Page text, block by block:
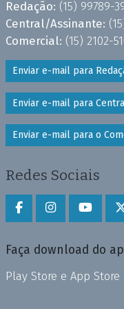
Redação: (15) 99789-
Central/Assinante:
Comercial: (15) 2102-
Enviar e-mail para
Enviar e-mail para
Enviar e-mail para o
Redes Sociais
Faça download do
Play Store e App Store